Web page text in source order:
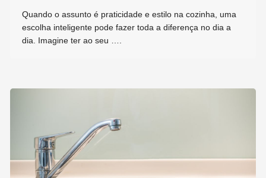
Quando o assunto é praticidade e estilo na cozinha, uma
escolha inteligente pode fazer toda a diferença no dia a
dia. Imagine ter ao seu ….